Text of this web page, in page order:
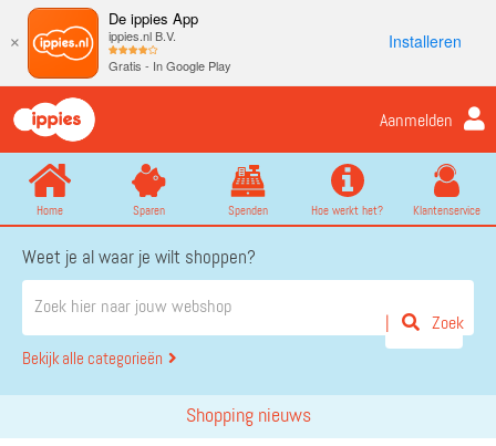
×
De ippies App
ippies.nl B.V.
Gratis - In Google Play
Installeren
Aanmelden
Home Sparen Spenden Hoe werkt het? Klantenservice
Weet je al waar je wilt shoppen?
Bekijk alle categorieën
Zoek
Shopping nieuws